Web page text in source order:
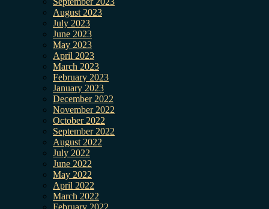
August 2023
July 2023
June 2023
May 2023
April 2023
March 2023
February 2023
January 2023
December 2022
November 2022
October 2022
September 2022
August 2022
July 2022
June 2022
May 2022
April 2022
March 2022